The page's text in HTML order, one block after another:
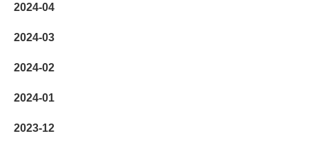
2024-04
2024-03
2024-02
2024-01
2023-12